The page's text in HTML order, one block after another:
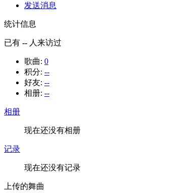
发送消息
统计信息
已有 -- 人来访过
歌曲: 0
积分: --
好友: --
相册: --
相册
现在还没有相册
记录
现在还没有记录
上传的舞曲